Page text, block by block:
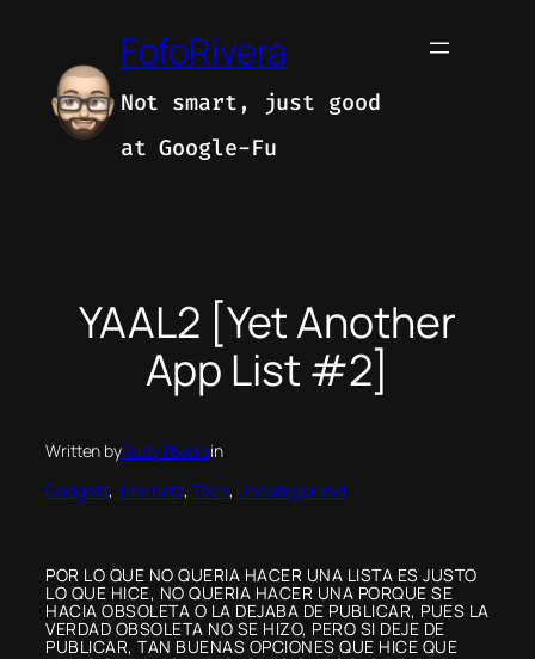
content
FofoRivera
Not smart, just good
at Google-Fu
YAAL2 [Yet Another
App List #2]
Written byRudy Riverain
Gadgets, Internetz, Tech, Uncategorized
POR LO QUE NO QUERIA HACER UNA LISTA ES JUSTO
LO QUE HICE, NO QUERIA HACER UNA PORQUE SE
HACIA OBSOLETA O LA DEJABA DE PUBLICAR, PUES LA
VERDAD OBSOLETA NO SE HIZO, PERO SI DEJE DE
PUBLICAR, TAN BUENAS OPCIONES QUE HICE QUE